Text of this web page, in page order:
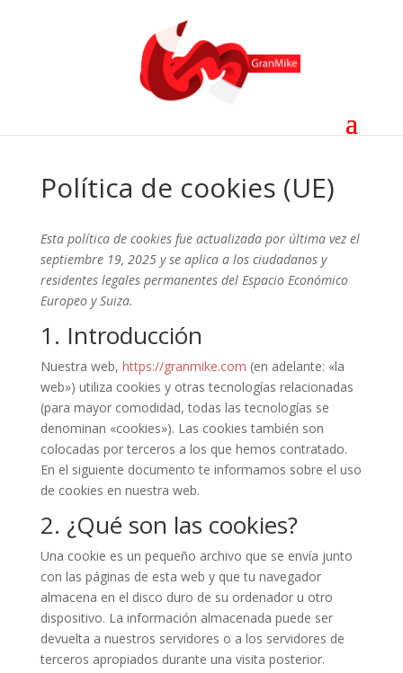
Política de cookies (UE)
Esta política de cookies fue actualizada por última vez el
septiembre 19, 2025 y se aplica a los ciudadanos y
residentes legales permanentes del Espacio Económico
Europeo y Suiza.
1. Introducción
Nuestra web, https://granmike.com (en adelante: «la
web») utiliza cookies y otras tecnologías relacionadas
(para mayor comodidad, todas las tecnologías se
denominan «cookies»). Las cookies también son
colocadas por terceros a los que hemos contratado.
En el siguiente documento te informamos sobre el uso
de cookies en nuestra web.
2. ¿Qué son las cookies?
Una cookie es un pequeño archivo que se envía junto
con las páginas de esta web y que tu navegador
almacena en el disco duro de su ordenador u otro
dispositivo. La información almacenada puede ser
devuelta a nuestros servidores o a los servidores de
terceros apropiados durante una visita posterior.